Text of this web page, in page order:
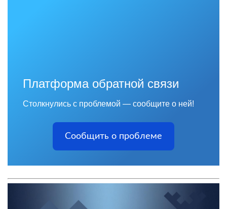
Платформа обратной связи
Столкнулись с проблемой — сообщите о ней!
Сообщить о проблеме